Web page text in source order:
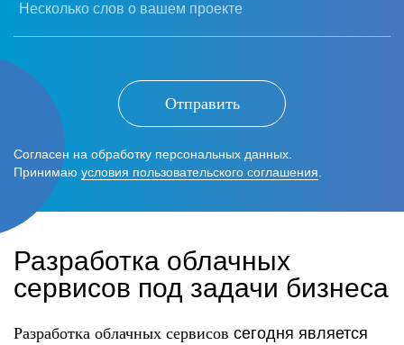
Несколько слов о вашем проекте
Отправить
Согласен на обработку персональных данных.
Принимаю условия пользовательского соглашения
Разработка облачных
сервисов под задачи бизнеса
Разработка облачных сервисов сегодня является